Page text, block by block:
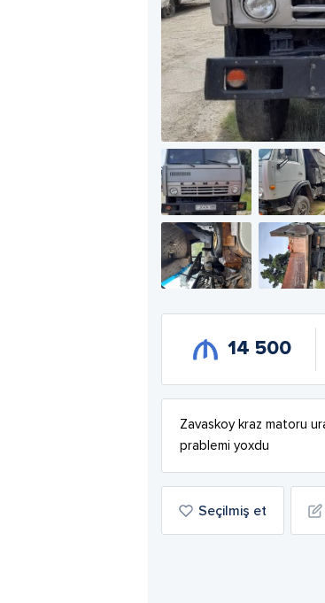
14 500
Zavaskoy kraz matoru
prablemi yoxdu
Seçilmiş et